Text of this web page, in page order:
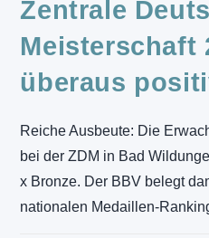
Zentrale
Meisterschaft
überaus
Reiche Ausbeute: Die
bei der ZDM in Bad
x Bronze. Der BBV belegt
nationalen Medaillen-